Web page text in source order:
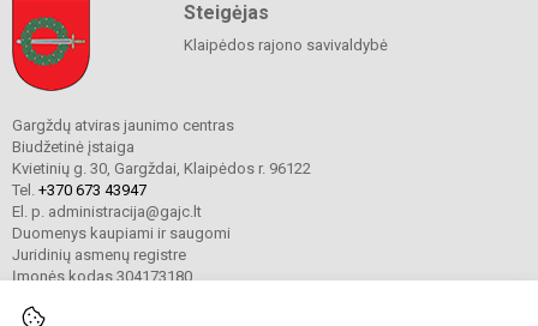
Steigėjas
Klaipėdos rajono savivaldybė
Gargždų atviras jaunimo centras
Biudžetinė įstaiga
Kvietinių g. 30, Gargždai, Klaipėdos r. 96122
Tel. +370 673 43947
El. p. administracija@gajc.lt
Duomenys kaupiami ir saugomi
Juridinių asmenų registre
Įmonės kodas 304173180